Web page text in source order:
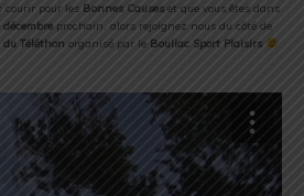
courir pour les Bonnes Causes et que vous êtes dans
décembre prochain, alors rejoignez nous du côté de
du Téléthon organisé par leBouliac Sport Plaisirs